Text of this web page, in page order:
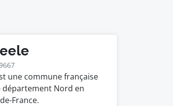
une commune française
département Nord en
France.